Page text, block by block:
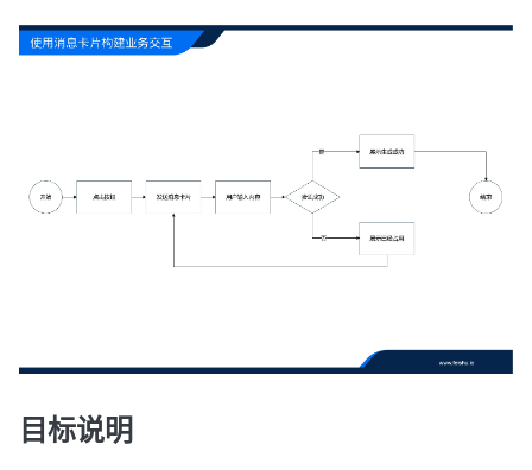
目标说明